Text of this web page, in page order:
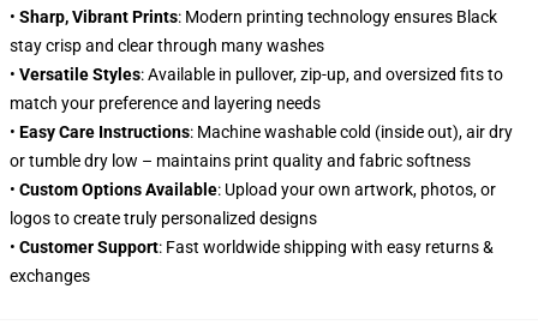
• Sharp, Vibrant Prints: Modern printing technology ensures Black
stay crisp and clear through many washes
• Versatile Styles: Available in pullover, zip-up, and oversized fits to
match your preference and layering needs
• Easy Care Instructions: Machine washable cold (inside out), air dry
or tumble dry low – maintains print quality and fabric softness
• Custom Options Available: Upload your own artwork, photos, or
logos to create truly personalized designs
• Customer Support: Fast worldwide shipping with easy returns &
exchanges